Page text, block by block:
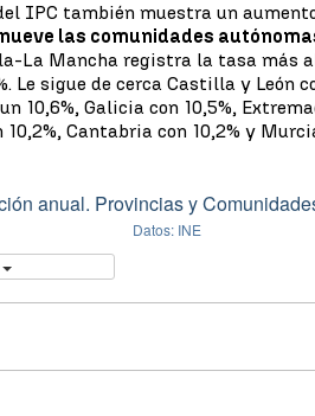
IPC también muestra un
nueve las comunidades
La Mancha registra la tasa más
Le sigue de cerca Castilla y León
10,6%, Galicia con 10,5%,
Cantabria con 10,2% y